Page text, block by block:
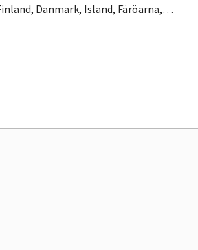
Danmark, Island, Färöarna,…